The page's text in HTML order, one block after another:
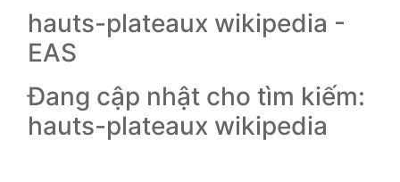
hauts-plateaux wikipedia -
EAS
Đang cập nhật cho tìm kiếm:
hauts-plateaux wikipedia